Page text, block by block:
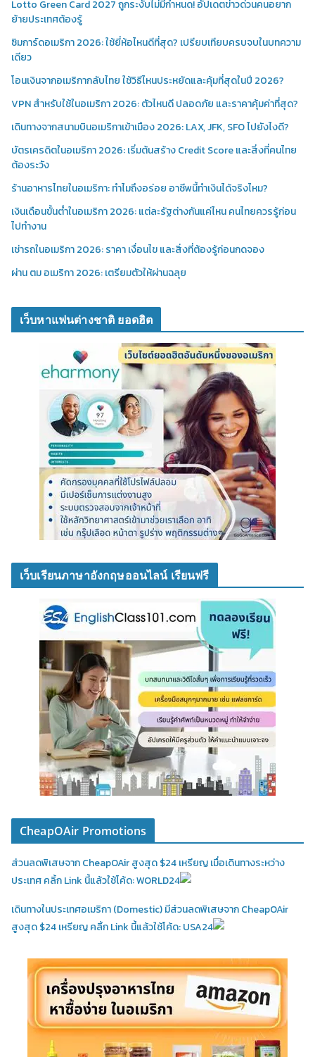
Lotto Green Card 2027 ถูกระงับไม่มีกำหนด! อัปเดตข่าวด่วนคนอยาก
ย้ายประเทศต้องรู้
ซิมการ์ดอเมริกา 2026: ใช้ยี่ห้อไหนดีที่สุด? เปรียบเทียบครบจบในบทความ
เดียว
โอนเงินจากอเมริกากลับไทย ใช้วิธีไหนประหยัดและคุ้มที่สุดในปี 2026?
VPN สำหรับใช้ในอเมริกา 2026: ตัวไหนดี ปลอดภัย และราคาคุ้มค่าที่สุด?
เดินทางจากสนามบินอเมริกาเข้าเมือง 2026: LAX, JFK, SFO ไปยังไงดี?
บัตรเครดิตในอเมริกา 2026: เริ่มต้นสร้าง Credit Score และสิ่งที่คนไทย
ต้องระวัง
ร้านอาหารไทยในอเมริกา: ทำไมถึงอร่อย อาชีพนี้ทำเงินได้จริงไหม?
เงินเดือนขั้นต่ำในอเมริกา 2026: แต่ละรัฐต่างกันแค่ไหน คนไทยควรรู้ก่อน
ไปทำงาน
เช่ารถในอเมริกา 2026: ราคา เงื่อนไข และสิ่งที่ต้องรู้ก่อนกดจอง
ผ่าน ตม อเมริกา 2026: เตรียมตัวให้ผ่านฉลุย
เว็บหาแฟนต่างชาติ ยอดฮิต
เว็บเรียนภาษาอังกฤษออนไลน์ เรียนฟรี
CheapOAir Promotions
ส่วนลดพิเสษจาก CheapOAir สูงสุด $24 เหรียญ เมื่อเดินทางระหว่าง
ประเทศ คลิ้ก Link นี้แล้วใช้โค้ด: WORLD24
เดินทางในประเทศอเมริกา (Domestic)มีส่วนลดพิเสษจาก CheapOAir
สูงสุด $24 เหรียญ คลิ้ก Link นี้แล้วใช้โค้ด: USA24